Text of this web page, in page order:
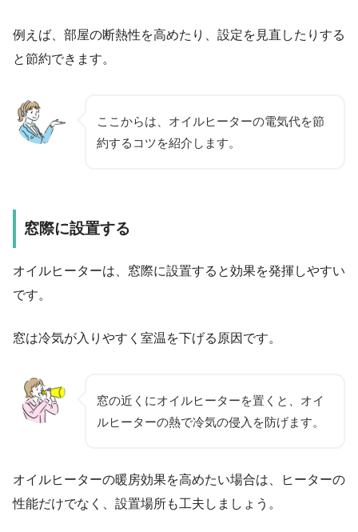
例えば、部屋の断熱性を高めたり、設定を見直したりする
と節約できます。
ここからは、オイルヒーターの電気代を節
約するコツを紹介します。
窓際に設置する
オイルヒーターは、窓際に設置すると効果を発揮しやすい
です。
窓は冷気が入りやすく室温を下げる原因です。
窓の近くにオイルヒーターを置くと、オイ
ルヒーターの熱で冷気の侵入を防げます。
オイルヒーターの暖房効果を高めたい場合は、ヒーターの
性能だけでなく、設置場所も工夫しましょう。